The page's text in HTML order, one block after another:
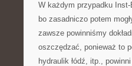
W każdym przypadku
bo zasadniczo potem
zawsze powinniśmy
oszczędzać, ponieważ to
hydraulik łódź, itp.,